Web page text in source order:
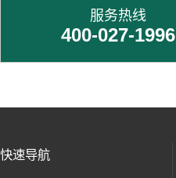
服务热线
400-027-1996
快速导航